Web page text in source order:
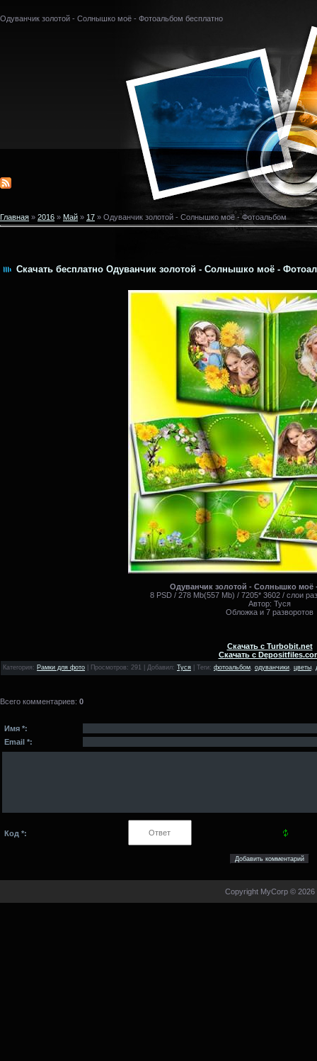
Одуванчик золотой - Солнышко моё - Фотоальбом бесплатно
Главная » 2016 » Май » 17 » Одуванчик золотой - Солнышко моё - Фотоальбом
Скачать бесплатно Одуванчик золотой - Солнышко моё -
Одуванчик золотой - Солнышко моё
8 PSD / 278 Mb(557 Mb) / 7205* 3602 / слои
Автор: Туся
Обложка и 7 разворотов
Скачать с Turbobit.net
Скачать с
Категория : Рамки для фото Просмотров: 291 | Добавил: Туся Теги: фотоальбом, одуванчики, цветы,
Всего комментариев: 0
Имя *:
Email *:
Код *:
Copyright MyCorp © 2026